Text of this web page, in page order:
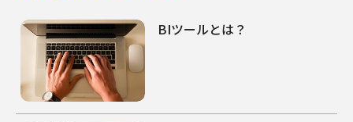
BIツールとは？